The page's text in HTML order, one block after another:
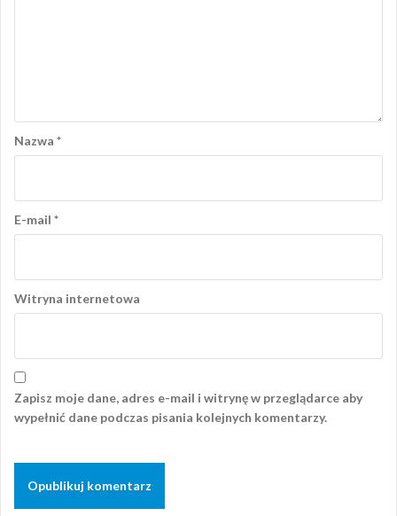
Nazwa *
E-mail *
Witryna internetowa
Zapisz moje dane, adres e-mail i witrynę w przeglądarce aby
wypełnić dane podczas pisania kolejnych komentarzy.